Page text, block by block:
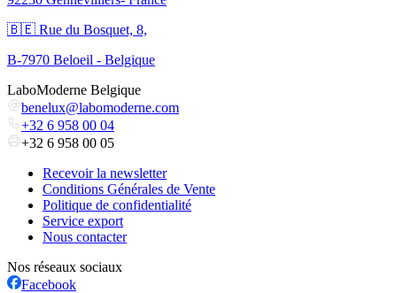
🇧🇪 Rue du Bosquet, 8,
B-7970 Beloeil - Belgique
LaboModerne Belgique
benelux@labomoderne.com
+32 6 958 00 04
+32 6 958 00 05
Recevoir la newsletter
Conditions Générales de Vente
Politique de confidentialité
Service export
Nous contacter
Nos réseaux sociaux
Facebook